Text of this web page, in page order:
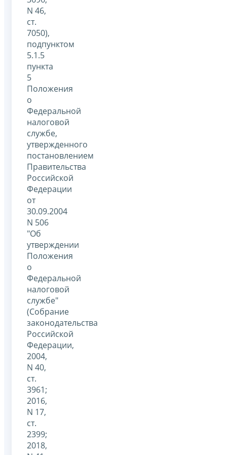
N 46,
ст.
7050),
подпунктом
5.1.5
пункта
5
Положения
о
Федеральной
налоговой
службе,
утвержденного
постановлением
Правительства
Российской
Федерации
от
30.09.2004
N 506
"Об
утверждении
Положения
о
Федеральной
налоговой
службе"
(Собрание
законодательства
Российской
Федерации,
2004,
N 40,
ст.
3961;
2016,
N 17,
ст.
2399;
2018,